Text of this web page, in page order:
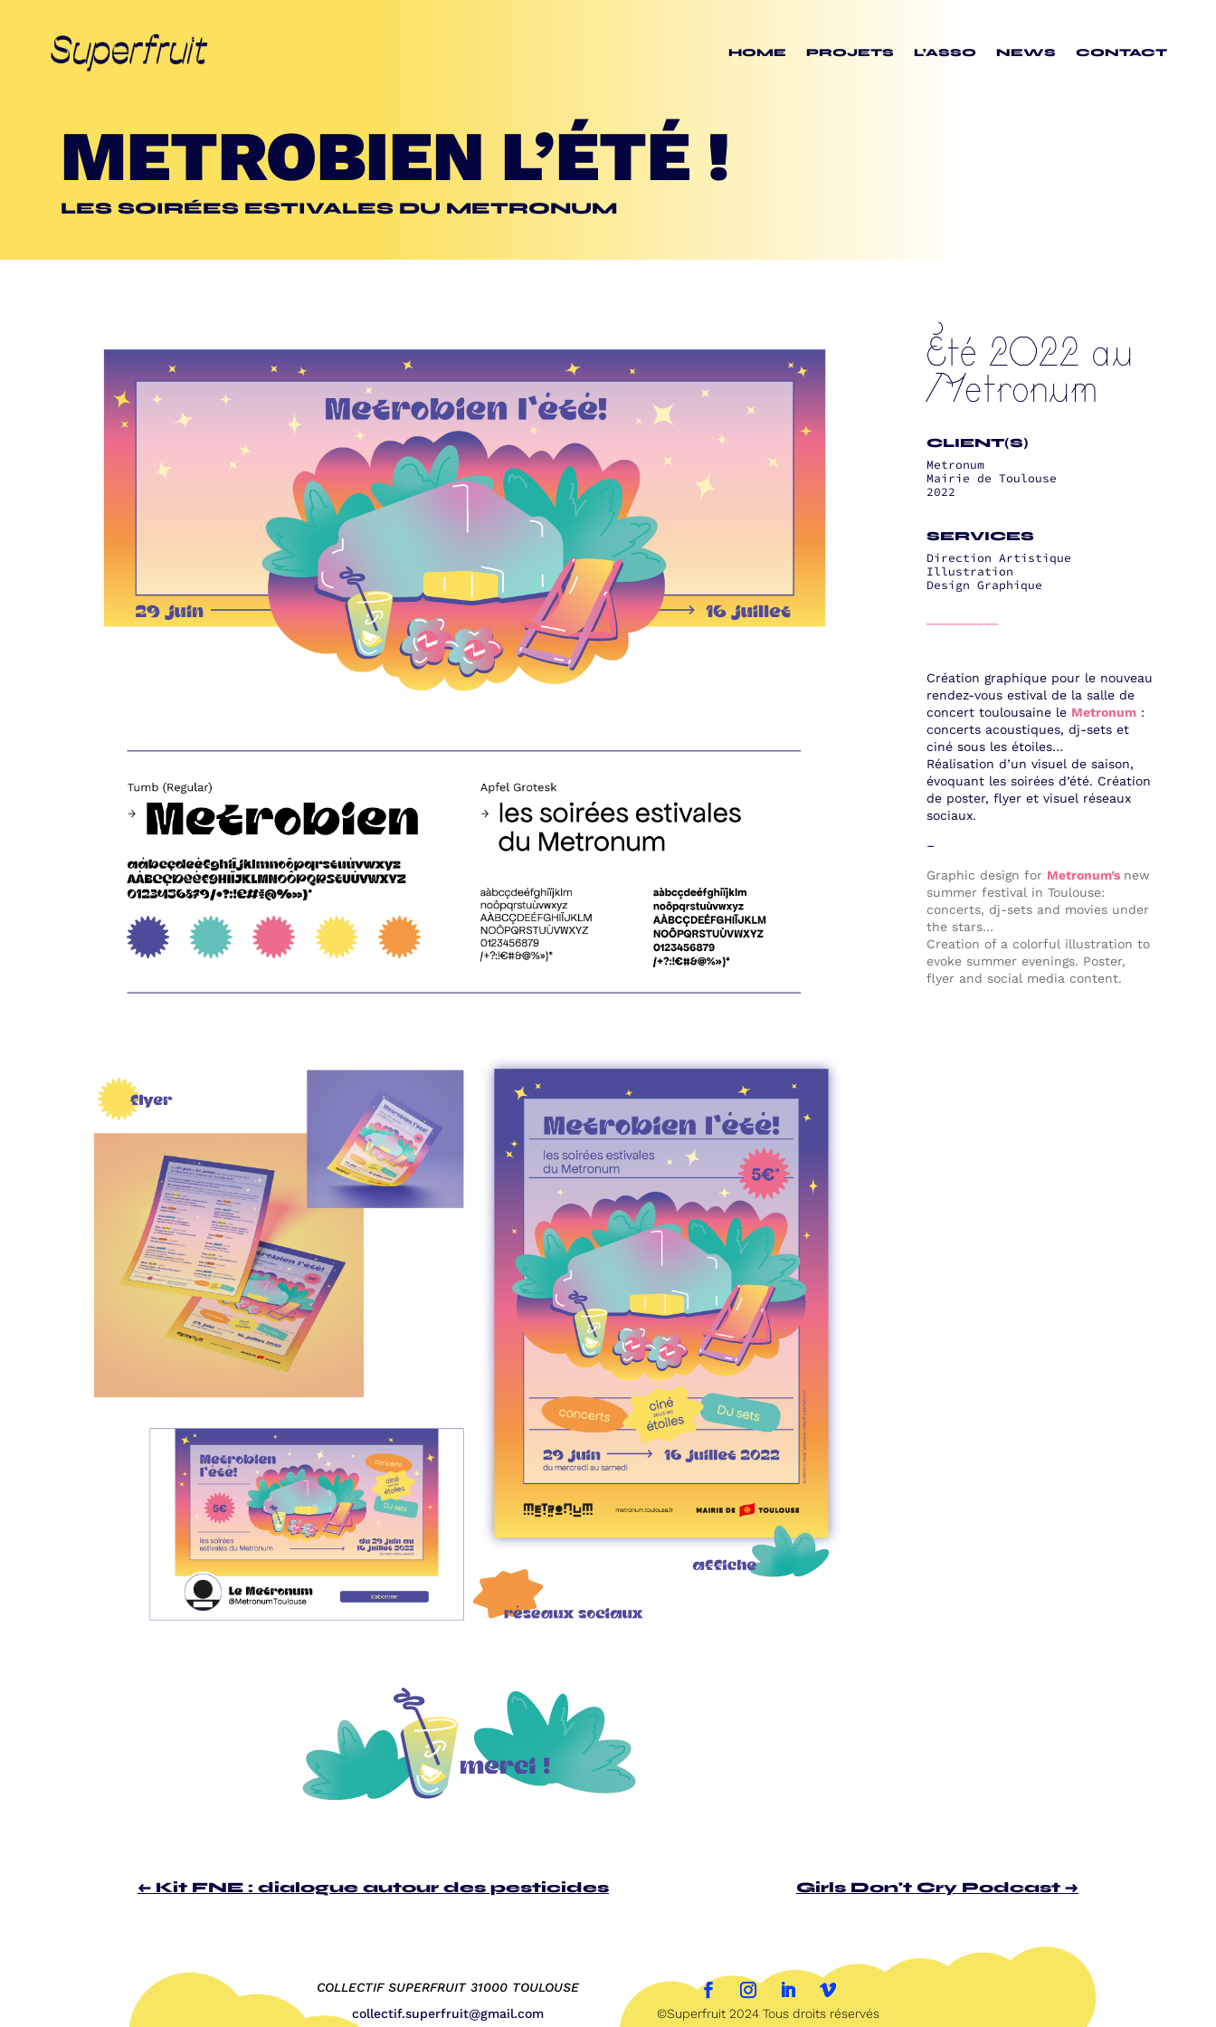
HOME PROJETS L’ASSO NEWS CONTACT
METROBIEN L’ÉTÉ !
LES SOIRÉES ESTIVALES DU METRONUM
Été 2022 au
Metronum
CLIENT(S)
Metronum
Mairie de Toulouse
2022
SERVICES
Direction Artistique
Illustration
Design Graphique
Création graphique pour le nouveau
rendez-vous estival de la salle de
concert toulousaine le Metronum :
concerts acoustiques, dj-sets et
ciné sous les étoiles…
Réalisation d’un visuel de saison,
évoquant les soirées d’été. Création
de poster, flyer et visuel réseaux
sociaux.
–
Graphic design for Metronum’s new
summer festival in Toulouse:
concerts, dj-sets and movies under
the stars…
Creation of a colorful illustration to
evoke summer evenings. Poster,
flyer and social media content.
← Kit FNE : dialogue autour des pesticides Girls Don't Cry Podcast →
COLLECTIF SUPERFRUIT 31000 TOULOUSE
collectif.superfruit@gmail.com
©Superfruit 2024 Tous droits réservés